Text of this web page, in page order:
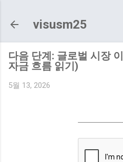
visusm25
다음 단계: 글로벌 시장
자금 흐름 읽기)
5월 13, 2026